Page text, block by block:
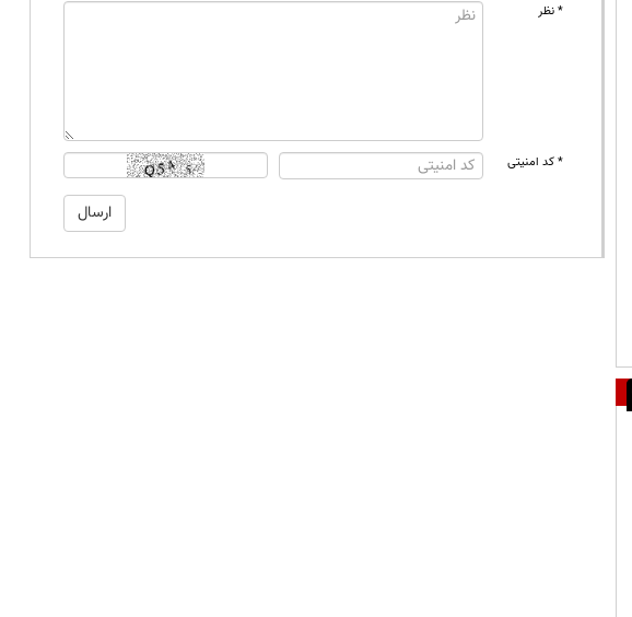
* نظر
* کد امنیتی